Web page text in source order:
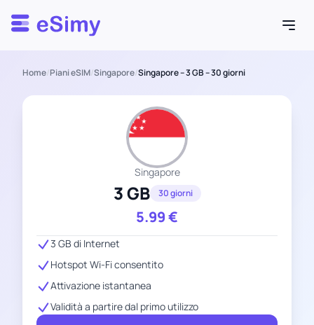
Esimy
Home/Piani eSIM/Singapore/Singapore – 3 GB – 30 giorni
Singapore
3 GB 30 giorni
5.99€
3 GB di Internet
Hotspot Wi-Fi consentito
Attivazione istantanea
Validità a partire dal primo utilizzo